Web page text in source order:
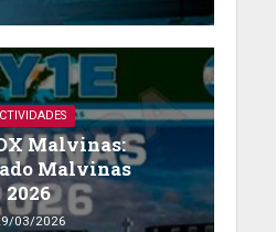
Malvinas:
Malvinas
2026
03/2026